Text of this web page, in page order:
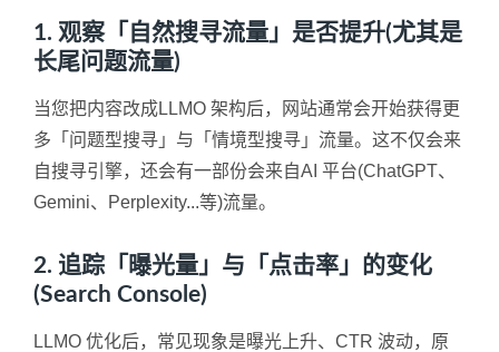
1. 观察「自然搜寻流量」是否提升(尤其是
长尾问题流量)
当您把内容改成LLMO 架构后，网站通常会开始获得更
多「问题型搜寻」与「情境型搜寻」流量。这不仅会来
自搜寻引擎，还会有一部份会来自AI 平台(ChatGPT、
Gemini、Perplexity...等)流量。
2. 追踪「曝光量」与「点击率」的变化
(Search Console)
LLMO 优化后，常见现象是曝光上升、CTR 波动，原